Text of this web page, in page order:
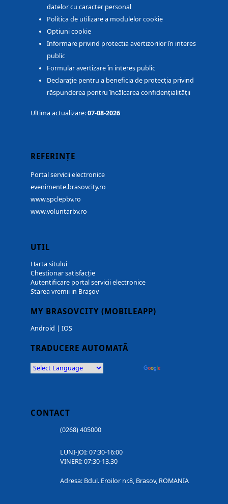
datelor cu caracter personal
Politica de utilizare a modulelor cookie
Optiuni cookie
Informare privind protectia avertizorilor în interes
public
Formular avertizare în interes public
Declarație pentru a beneficia de protecția privind
răspunderea pentru încălcarea confidențialității
Ultima actualizare:07-08-2026
REFERINȚE
Portal servicii electronice
evenimente.brasovcity.ro
www.spclepbv.ro
www.voluntarbv.ro
UTIL
Harta sitului
Chestionar satisfacție
Autentificare portal servicii electronice
Starea vremii in Brașov
MY BRASOVCITY (MOBILEAPP)
Android | IOS
TRADUCERE AUTOMATĂ
CONTACT
(0268) 405000
LUNI-JOI: 07:30-16:00
VINERI: 07:30-13.30
Adresa: Bdul. Eroilor nr.8, Brasov, ROMANIA